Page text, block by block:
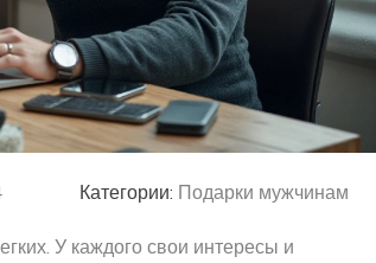
Категории: Подарки мужчинам
У каждого свои интересы и